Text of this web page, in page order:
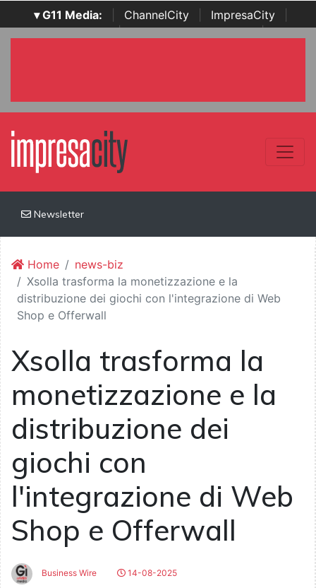
▾ G11 Media: ChannelCity ImpresaCity
SecurityOpenLab | Italian Channel Awards | Italian
Newsletter
Home
news-biz
Xsolla trasforma la monetizzazione e la
distribuzione dei giochi con l'integrazione di Web
Shop e Offerwall
Xsolla trasforma la
monetizzazione e la
distribuzione dei
giochi con
l'integrazione di Web
Shop e Offerwall
Business Wire
14-08-2025